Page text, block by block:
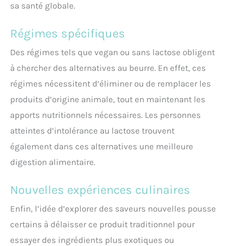
sa santé globale.
Régimes spécifiques
Des régimes tels que vegan ou sans lactose obligent
à chercher des alternatives au beurre. En effet, ces
régimes nécessitent d’éliminer ou de remplacer les
produits d’origine animale, tout en maintenant les
apports nutritionnels nécessaires. Les personnes
atteintes d’intolérance au lactose trouvent
également dans ces alternatives une meilleure
digestion alimentaire.
Nouvelles expériences culinaires
Enfin, l’idée d’explorer des saveurs nouvelles pousse
certains à délaisser ce produit traditionnel pour
essayer des ingrédients plus exotiques ou